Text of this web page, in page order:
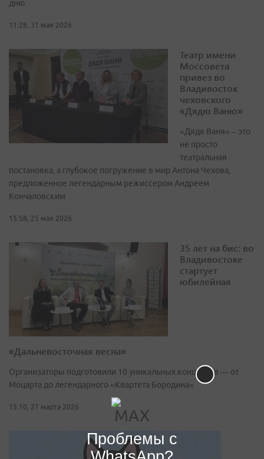
дню
11:28, 31 мая 2026
Театр имени
Моссовета
привез во
Владивосток
чеховского
«Дядю Ваню»
«Дядя Ваня» – это
не просто
театральная
постановка, а глубокое погружение в мир Антона Чехова,
предложенное легендарным режиссером Андреем
Кончаловским
15:58, 25 мая 2026
35 лет на бис: во
Владивостоке
стартует
юбилейная
«Дальневосточная весна»
Организаторы подготовили 10 уникальных концертов — от
Моцарта до легендарного «Квартета Бородина»
15:10, 27 марта 2026
Проблемы с